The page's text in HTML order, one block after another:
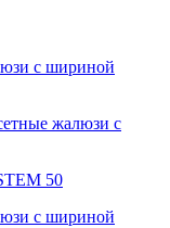
с шириной
жалюзи с
50
с шириной